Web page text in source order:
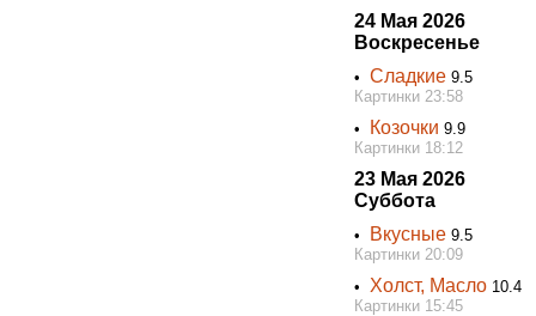
24 Мая 2026
Воскресенье
•Сладкие 9.5
Картинки 23:58
•
Козочки 9.9
Картинки 18:12
23 Мая 2026
Суббота
• Вкусные 9.5
Картинки 20:09
•Холст, Масло 10.4
Картинки 15:45